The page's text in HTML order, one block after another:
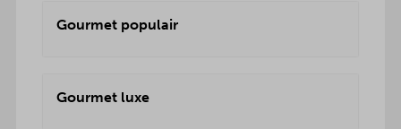
Gourmet populair
Gourmet luxe